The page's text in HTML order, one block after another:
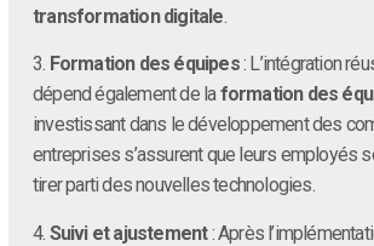
transformation digitale.
3. Formation des équipes: L’intégration
dépend également de laformation des
investissant dans le développement des
entreprises s’assurent que leurs employés
tirer parti des nouvelles technologies.
4. Suivi et ajustement: Après